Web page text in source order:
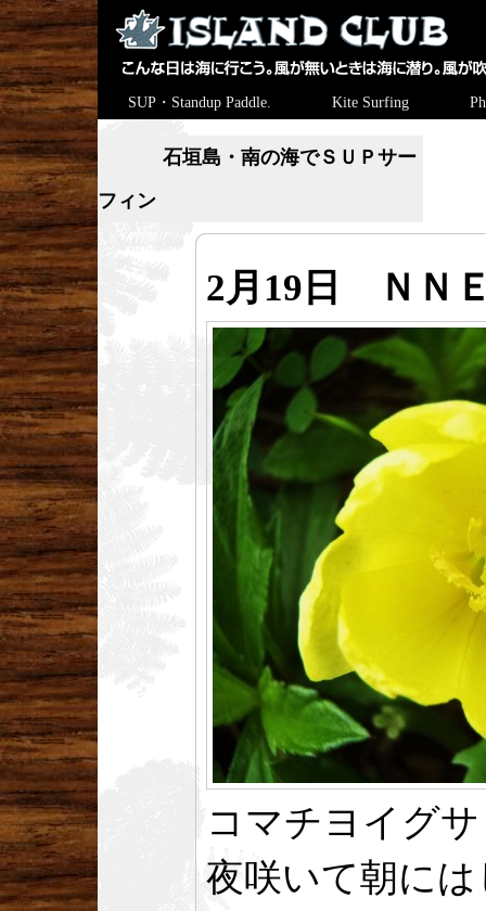
SUP・Standup Paddle. Kite Surfing
石垣島・南の海でＳＵＰサー
フィン
2月19日 ＮＮ
コマチヨイグサ
夜咲いて朝に